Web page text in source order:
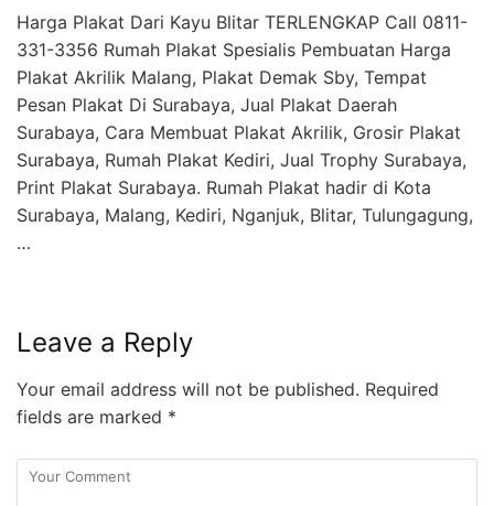
Harga Plakat Dari Kayu Blitar TERLENGKAP Call 0811-
331-3356 Rumah Plakat Spesialis Pembuatan Harga
Plakat Akrilik Malang, Plakat Demak Sby, Tempat
Pesan Plakat Di Surabaya, Jual Plakat Daerah
Surabaya, Cara Membuat Plakat Akrilik, Grosir Plakat
Surabaya, Rumah Plakat Kediri, Jual Trophy Surabaya,
Print Plakat Surabaya. Rumah Plakat hadir di Kota
Surabaya, Malang, Kediri, Nganjuk, Blitar, Tulungagung,
…
Leave a Reply
Your email address will not be published. Required
fields are marked *